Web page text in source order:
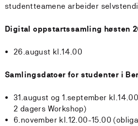
studentteamene arbeider
Digital oppstartssamling høsten
26.august kl.14.00
Samlingsdatoer for studenter i
31.august og 1.september
2 dagers Workshop)
6.november kl.12.00-15.00